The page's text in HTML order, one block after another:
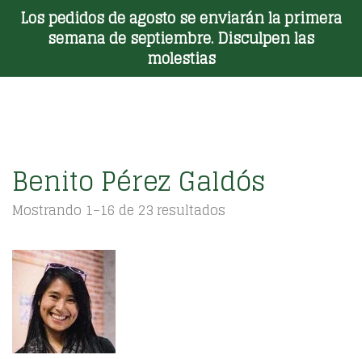
Los pedidos de agosto se enviarán la primera
semana de septiembre. Disculpen las
molestias
Toggle Menu
Benito Pérez Galdós
Mostrando 1–16 de 23 resultados